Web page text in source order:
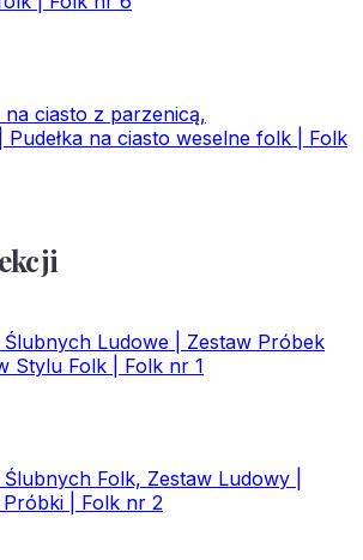
na ciasto z parzenicą,
na ciasto weselne folk | Folk
Ludowe | Zestaw Próbek
Stylu Folk | Folk nr 1
Folk, Zestaw Ludowy |
| Folk nr 2